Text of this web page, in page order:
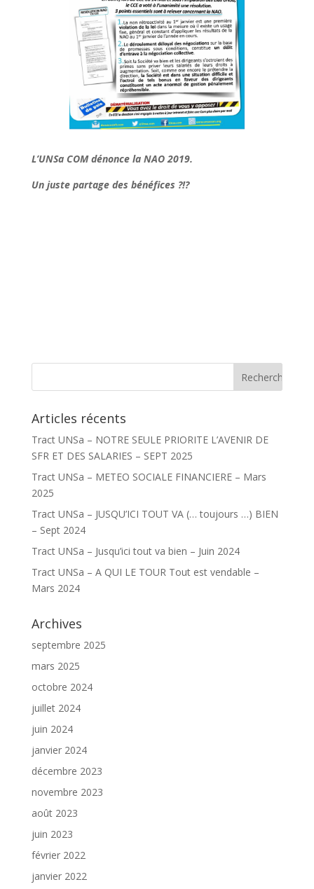
L’UNSa COM dénonce la NAO 2019.
Un juste partage des bénéfices ?!?
Articles récents
Tract UNSa – NOTRE SEULE PRIORITE L’AVENIR DE
SFR ET DES SALARIES – SEPT 2025
Tract UNSa – METEO SOCIALE FINANCIERE – Mars
2025
Tract UNSa – JUSQU’ICI TOUT VA (… toujours …) BIEN
– Sept 2024
Tract UNSa – Jusqu’ici tout va bien – Juin 2024
Tract UNSa – A QUI LE TOUR Tout est vendable –
Mars 2024
Archives
septembre 2025
mars 2025
octobre 2024
juillet 2024
juin 2024
janvier 2024
décembre 2023
novembre 2023
août 2023
juin 2023
février 2022
janvier 2022